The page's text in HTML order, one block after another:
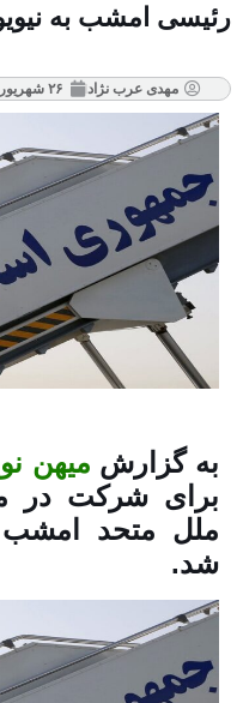
رئیسی امشب به
مهدی عرب نژاد ۲۶ شهریور ۱۴۰۲
به گزارش میهن
برای شرکت در
ملل متحد امشب
شد.